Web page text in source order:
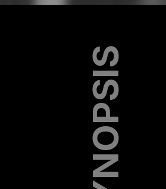
SYNOPSIS